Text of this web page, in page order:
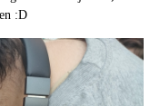
:D